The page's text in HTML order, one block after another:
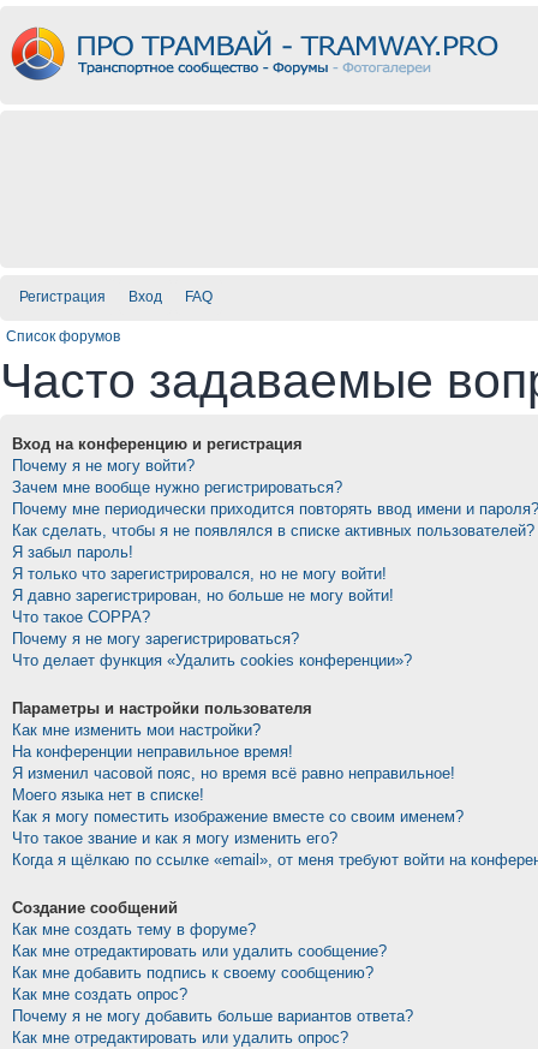
Регистрация Вход FAQ
Список форумов
Часто задаваемые
Вход на конференцию и регистрация
Почему я не могу войти?
Зачем мне вообще нужно регистрироваться?
Почему мне периодически приходится повторять ввод имени и пароля?
Как сделать, чтобы я не появлялся в списке активных пользователей?
Я забыл пароль!
Я только что зарегистрировался, но не могу войти!
Я давно зарегистрирован, но больше не могу войти!
Что такое COPPA?
Почему я не могу зарегистрироваться?
Что делает функция «Удалить cookies конференции»?
Параметры и настройки пользователя
Как мне изменить мои настройки?
На конференции неправильное время!
Я изменил часовой пояс, но время всё равно неправильное!
Моего языка нет в списке!
Как я могу поместить изображение вместе со своим именем?
Что такое звание и как я могу изменить его?
Когда я щёлкаю по ссылке «email», от меня требуют войти на
Создание сообщений
Как мне создать тему в форуме?
Как мне отредактировать или удалить сообщение?
Как мне добавить подпись к своему сообщению?
Как мне создать опрос?
Почему я не могу добавить больше вариантов ответа?
Как мне отредактировать или удалить опрос?